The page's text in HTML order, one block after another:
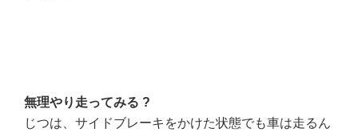
無理やり走ってみる ?
じつは、サイドブレーキをかけた状態でも車は走るん